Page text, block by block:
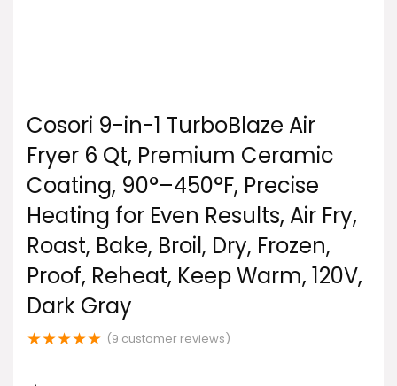
Cosori 9-in-1 TurboBlaze Air
Fryer 6 Qt, Premium Ceramic
Coating, 90°–450°F, Precise
Heating for Even Results, Air Fry,
Roast, Bake, Broil, Dry, Frozen,
Proof, Reheat, Keep Warm, 120V,
Dark Gray
★★★★★ (9 customer reviews)